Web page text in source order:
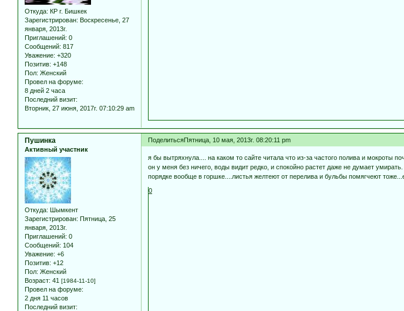
Откуда: КР г. Бишкек
Зарегистрирован: Воскресенье, 27
января, 2013г.
Приглашений: 0
Сообщений: 817
Уважение: +320
Позитив: +148
Пол: Женский
Провел на форуме:
8 дней 2 часа
Последний визит:
Вторник, 27 июня, 2017г. 07:10:29 am
ПоделитьсяПятница, 10 мая, 2013г. 08:20:11 pm
Пушинка
Активный участник
Откуда: Шымкент
Зарегистрирован: Пятница, 25
января, 2013г.
Приглашений: 0
Сообщений: 104
Уважение: +6
Позитив: +12
Пол: Женский
Возраст: 41 [1984-11-10]
Провел на форуме:
2 дня 11 часов
Последний визит:
я бы вытряхнула.... на каком то сайте читала что из-за частого полива и мокроты
он у меня без ничего, воды видит редко, и спокойно растет даже не думает
порядке вообще в горшке....листья желтеют от перелива и бульбы помягчеют
0